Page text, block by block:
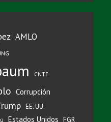
AMLO
CNTE
Corrupción
EE. UU.
Estados Unidos FGR